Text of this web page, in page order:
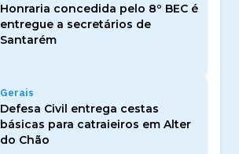
Honraria concedida pelo 8º BEC é
entregue a secretários de
Santarém
Gerais
Defesa Civil entrega cestas
básicas para catraieiros em Alter
do Chão